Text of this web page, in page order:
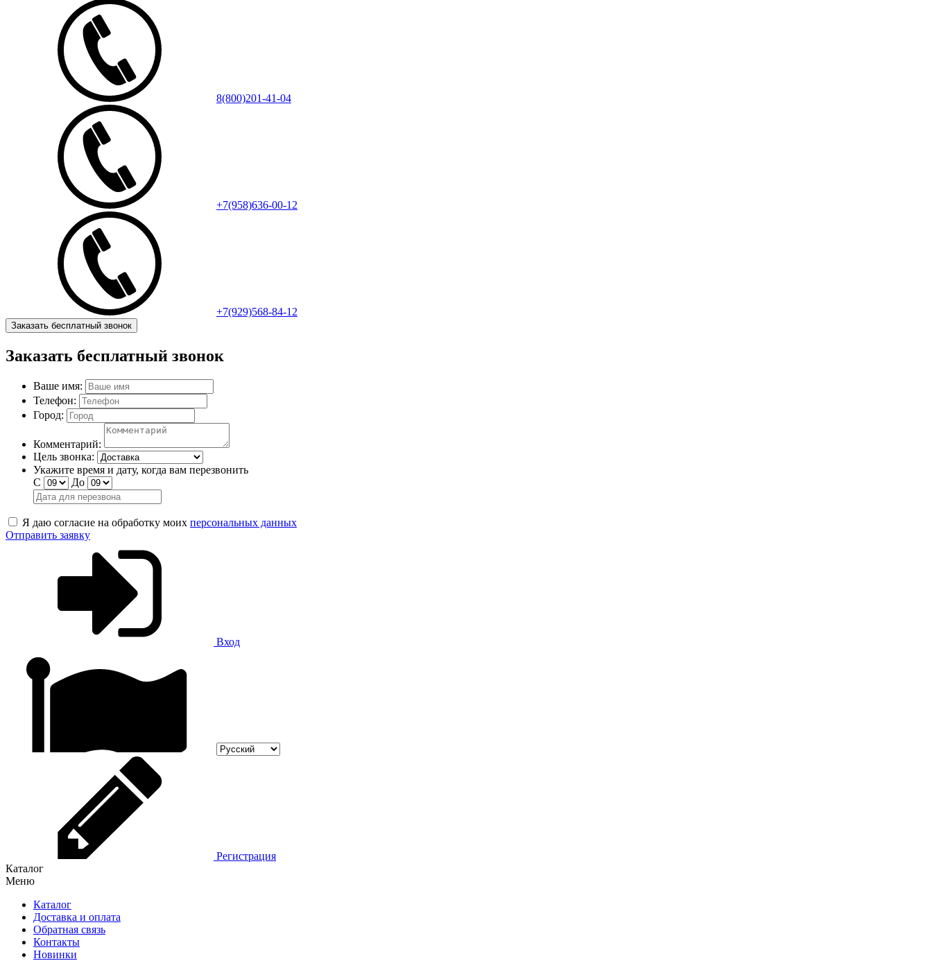
8(800)201-41-04
+7(958)636-00-12
+7(929)568-84-12
Заказать бесплатный звонок
Заказать бесплатный звонок
Ваше имя:
Телефон:
Город:
Комментарий:
Цель звонка:
Укажите время и дату, когда вам перезвонить
С
До
Я даю согласие на обработку моих персональных данных
Отправить заявку
Вход
Регистрация
Каталог
Меню
Каталог
Доставка и оплата
Обратная связь
Контакты
Новинки